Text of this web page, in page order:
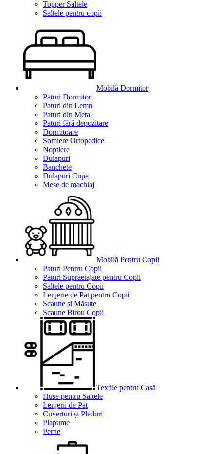
Topper Saltele
Saltele pentru copii
Mobilă Dormitor
Paturi Dormitor
Paturi din Lemn
Paturi din Metal
Paturi fără depozitare
Dormitoare
Somiere Ortopedice
Noptiere
Dulapuri
Banchete
Dulapuri Cupe
Mese de machiaj
Mobilă Pentru Copii
Paturi Pentru Copii
Paturi Supraetajate pentru Copii
Saltele pentru Copii
Lenjerie de Pat pentru Copii
Scaune și Măsuțe
Scaune Birou Copii
Textile pentru Casă
Huse pentru Saltele
Lenjerii de Pat
Cuverturi și Pleduri
Plapume
Perne